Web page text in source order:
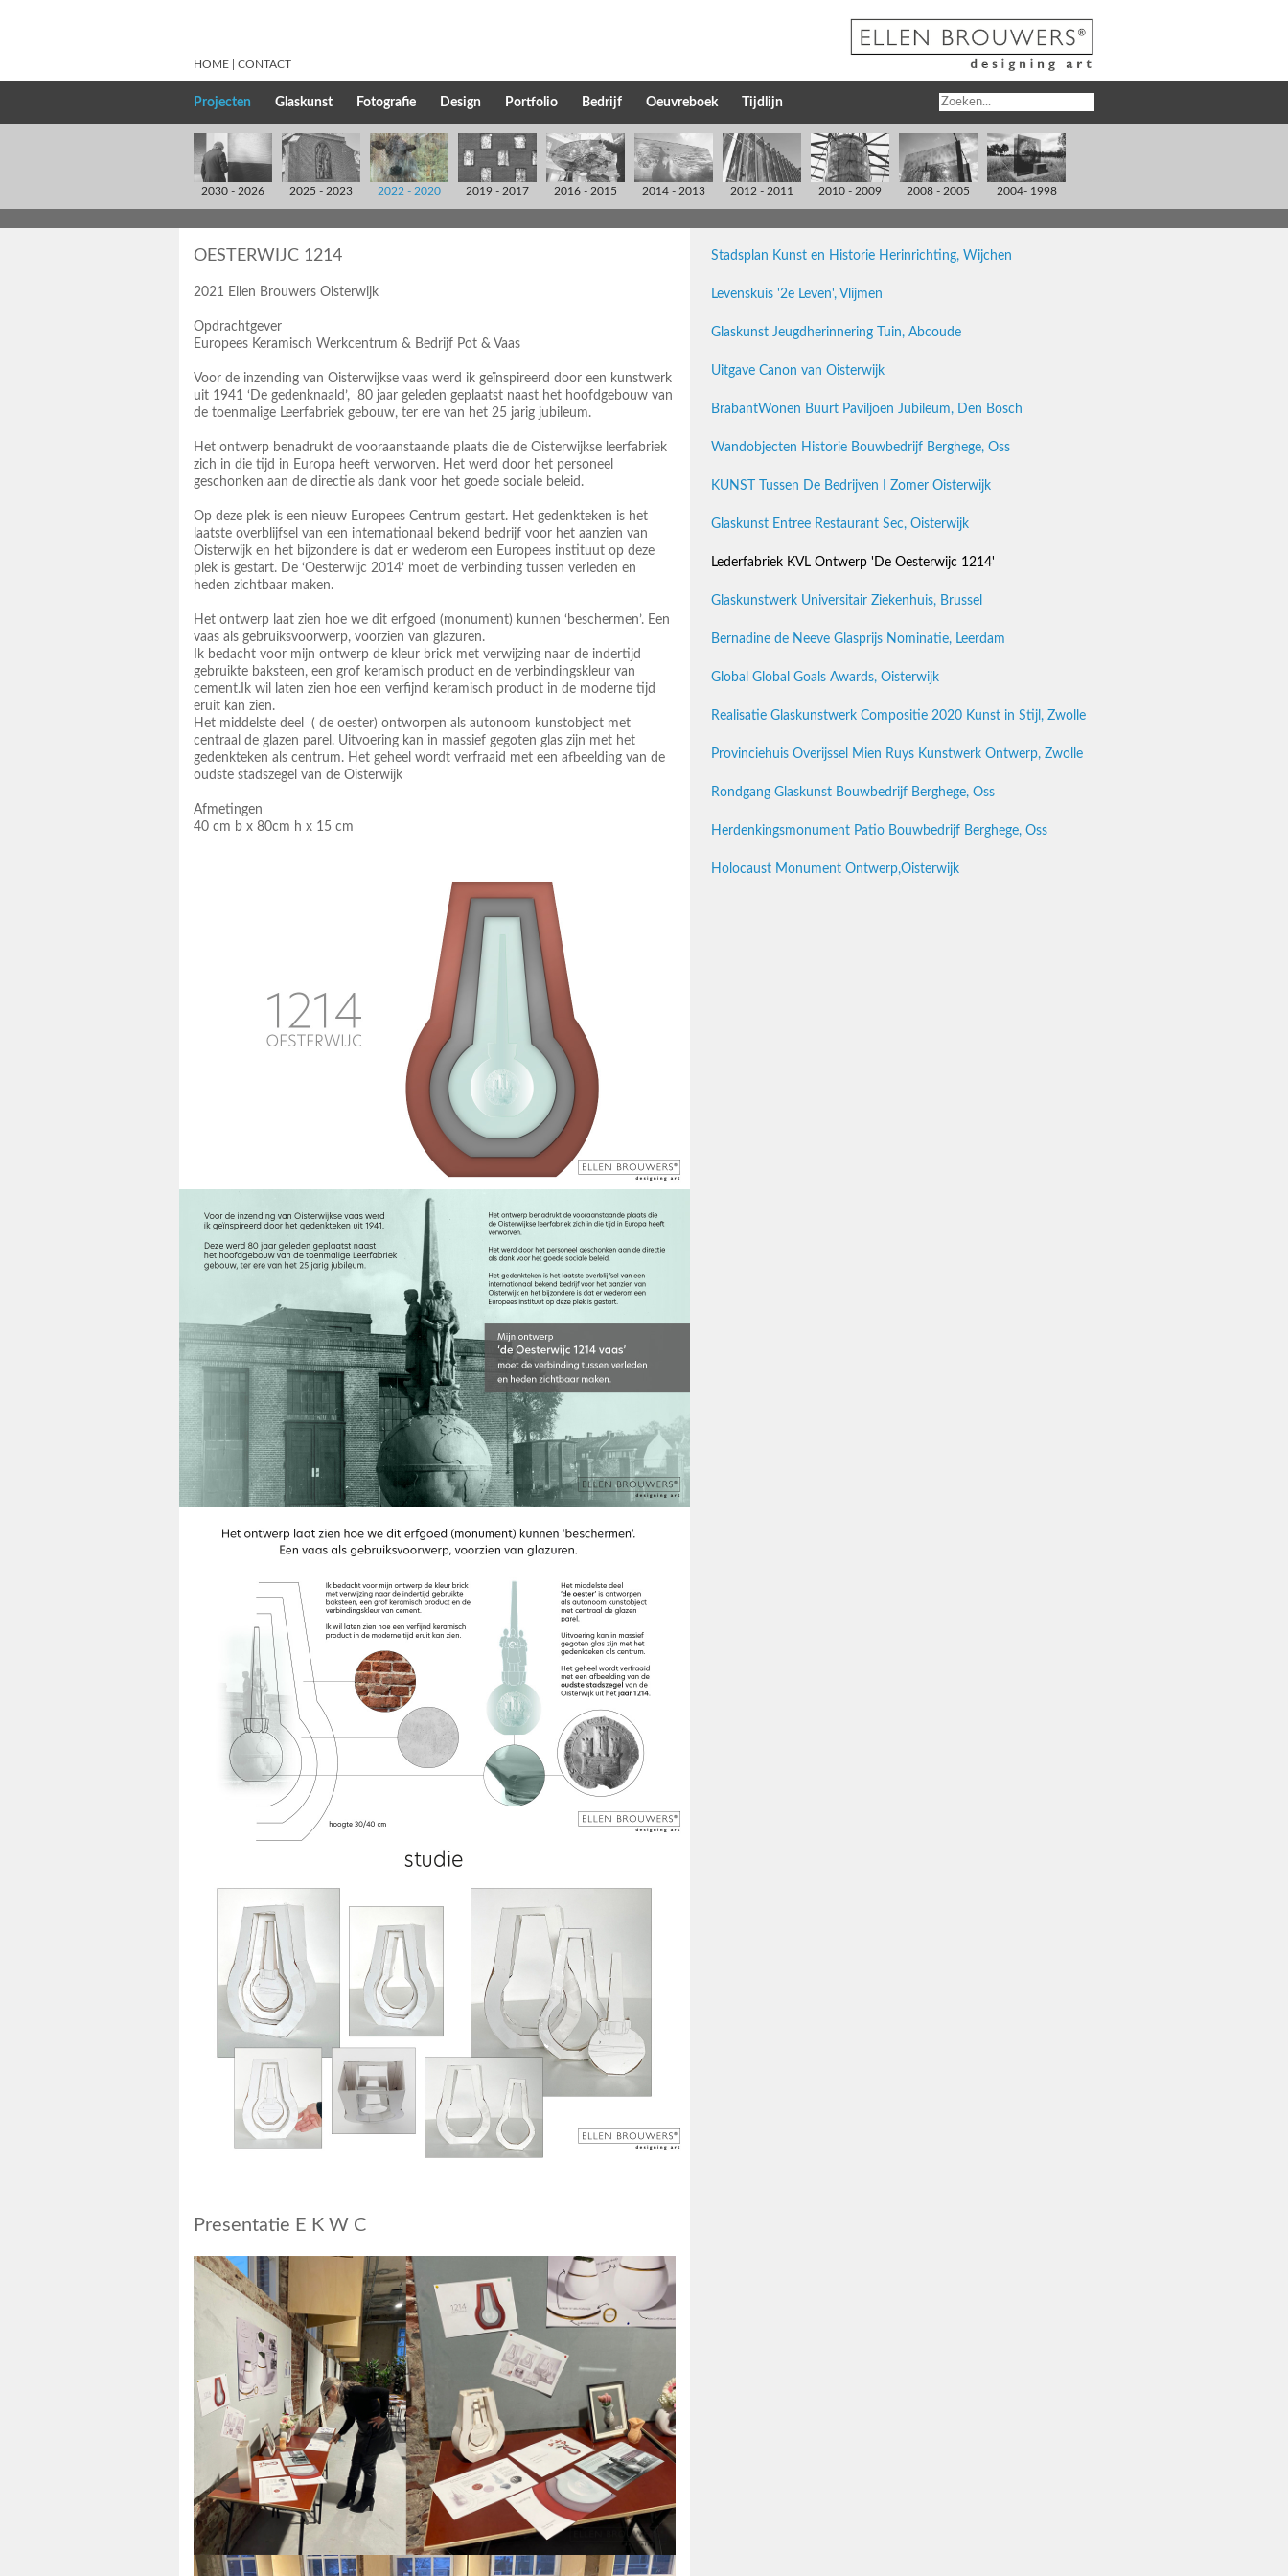
HOME CONTACT
Projecten Glaskunst Fotografie Design Portfolio Bedrijf Oeuvreboek Tijdlijn
2030 - 2026 2025 - 2023 2022 - 2020 2019 - 2017 2016 - 2015 2014 - 2013 2012 - 2011 2010 - 2009 2008 - 2005 2004- 1998
OESTERWIJC 1214
2021 Ellen Brouwers Oisterwijk
Opdrachtgever
Europees Keramisch Werkcentrum & Bedrijf Pot & Vaas
Voor de inzending van Oisterwijkse vaas werd ik geïnspireerd door een kunstwerk
uit 1941 ‘De gedenknaald’, 80 jaar geleden geplaatst naast het hoofdgebouw van
de toenmalige Leerfabriek gebouw, ter ere van het 25 jarig jubileum.
Het ontwerp benadrukt de vooraanstaande plaats die de Oisterwijkse leerfabriek
zich in die tijd in Europa heeft verworven. Het werd door het personeel
geschonken aan de directie als dank voor het goede sociale beleid.
Op deze plek is een nieuw Europees Centrum gestart. Het gedenkteken is het
laatste overblijfsel van een internationaal bekend bedrijf voor het aanzien van
Oisterwijk en het bijzondere is dat er wederom een Europees instituut op deze
plek is gestart. De ‘Oesterwijc 2014’ moet de verbinding tussen verleden en
heden zichtbaar maken.
Het ontwerp laat zien hoe we dit erfgoed (monument) kunnen ‘beschermen’. Een
vaas als gebruiksvoorwerp, voorzien van glazuren.
Ik bedacht voor mijn ontwerp de kleur brick met verwijzing naar de indertijd
gebruikte baksteen, een grof keramisch product en de verbindingskleur van
cement.Ik wil laten zien hoe een verfijnd keramisch product in de moderne tijd
eruit kan zien.
Het middelste deel ( de oester) ontworpen als autonoom kunstobject met
centraal de glazen parel. Uitvoering kan in massief gegoten glas zijn met het
gedenkteken als centrum. Het geheel wordt verfraaid met een afbeelding van de
oudste stadszegel van de Oisterwijk
Afmetingen
40 cm b x 80cm h x 15 cm
Presentatie E K W C
Stadsplan Kunst en Historie Herinrichting, Wijchen
Levenskuis '2e Leven', Vlijmen
Glaskunst Jeugdherinnering Tuin, Abcoude
Uitgave Canon van Oisterwijk
BrabantWonen Buurt Paviljoen Jubileum, Den Bosch
Wandobjecten Historie Bouwbedrijf Berghege, Oss
KUNST Tussen De Bedrijven I Zomer Oisterwijk
Glaskunst Entree Restaurant Sec, Oisterwijk
Lederfabriek KVL Ontwerp 'De Oesterwijc 1214'
Glaskunstwerk Universitair Ziekenhuis, Brussel
Bernadine de Neeve Glasprijs Nominatie, Leerdam
Global Global Goals Awards, Oisterwijk
Realisatie Glaskunstwerk Compositie 2020 Kunst in Stijl, Zwolle
Provinciehuis Overijssel Mien Ruys Kunstwerk Ontwerp, Zwolle
Rondgang Glaskunst Bouwbedrijf Berghege, Oss
Herdenkingsmonument Patio Bouwbedrijf Berghege, Oss
Holocaust Monument Ontwerp,Oisterwijk